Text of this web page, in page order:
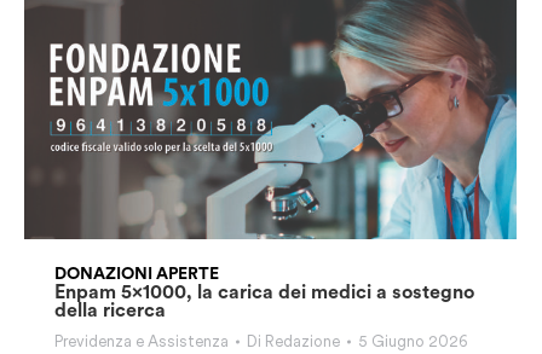
DONAZIONI APERTE
Enpam 5×1000, la carica dei medici a sostegno
della ricerca
Previdenza e Assistenza Di Redazione 5 Giugno 2026